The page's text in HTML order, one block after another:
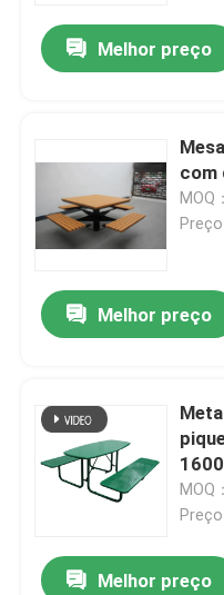
Melhor preço
com
MOQ
Melhor preço
MOQ
Melhor preço